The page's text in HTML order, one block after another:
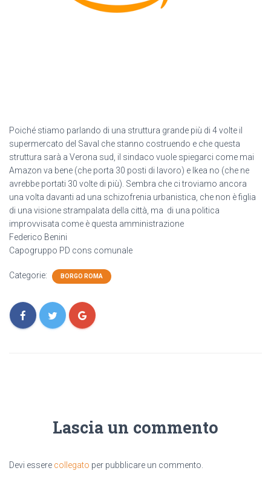
Poiché stiamo parlando di una struttura grande più di 4 volte il
supermercato del Saval che stanno costruendo e che questa
struttura sarà a Verona sud, il sindaco vuole spiegarci come mai
Amazon va bene (che porta 30 posti di lavoro) e Ikea no (che ne
avrebbe portati 30 volte di più). Sembra che ci troviamo ancora
una volta davanti ad una schizofrenia urbanistica, che non è figlia
di una visione strampalata della città, ma di una politica
improvvisata come è questa amministrazione
Federico Benini
Capogruppo PD cons comunale
Categorie: BORGO ROMA
Lascia un commento
Devi essere collegato per pubblicare un commento.